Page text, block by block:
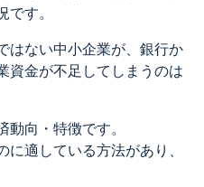
です。
はない中小企業が、銀行か
資金が不足してしまうのは
動向・特徴です。
適している方法があり、